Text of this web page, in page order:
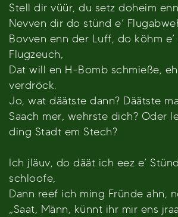
Stell dir vüür, du setz doheim
Nevven dir do stünd e’
Bovven enn der Luff, do köhm e’
Flugzeuch,
Dat will en H-Bomb schmieße,
verdröck.
Jo, wat däätste dann? Däätste
Saach mer, wehrste dich? Oder
ding Stadt em Stech?
Ich jläuv, do däät ich eez e’
schloofe,
Dann reef ich ming Fründe ahn,
„Saat, Männ, künnt ihr mir ens